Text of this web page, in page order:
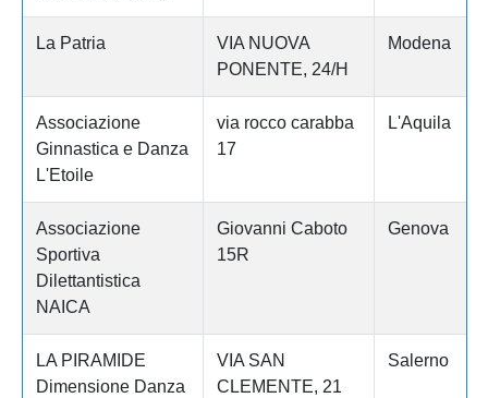
La Patria
VIA NUOVA
PONENTE, 24/H
Modena
Associazione
Ginnastica e Danza
L'Etoile
via rocco carabba
17
L'Aquila
Associazione
Sportiva
Dilettantistica
NAICA
Giovanni Caboto
15R
Genova
LA PIRAMIDE
Dimensione Danza
VIA SAN
CLEMENTE, 21
Salerno